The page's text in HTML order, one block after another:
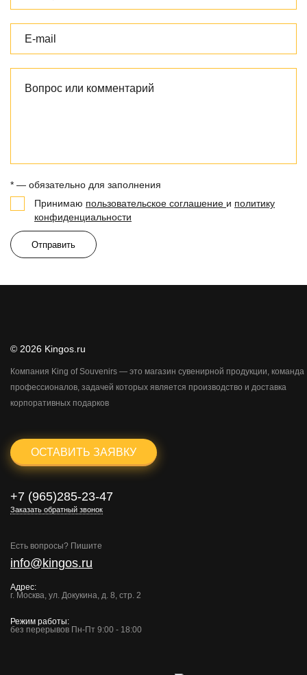
* — обязательно для заполнения
Принимаю пользовательское соглашение и политику
конфиденциальности
Отправить
© 2026 Kingos.ru
Компания King of Souvenirs — это магазин сувенирной продукции, команда
профессионалов, задачей которых является производство и доставка
корпоративных подарков
ОСТАВИТЬ ЗАЯВКУ
+7 (965)285-23-47
Заказать обратный звонок
Есть вопросы? Пишите
info@kingos.ru
Адрес:
г. Москва, ул. Докукина, д. 8, стр. 2
Режим работы:
без перерывов Пн-Пт 9:00 - 18:00